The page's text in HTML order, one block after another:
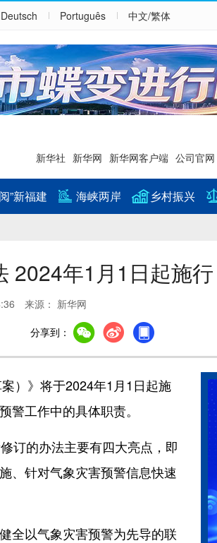
Deutsch Português 中文/繁体
新华社 新华网 新华网客户端 公司官网
”新福建 海峡两岸 乡村振兴
2024年1月1日起施行
来源： 新华网
分享到：
）》将于2024年1月1日起施
工作中的具体职责。
订的办法主要有四大亮点，即
、针对气象灾害预警信息快速
以气象灾害预警为先导的联